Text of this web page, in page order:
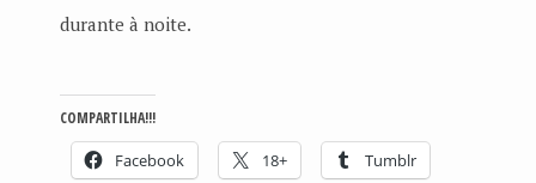
durante à noite.
COMPARTILHA!!!
Facebook 18+ Tumblr